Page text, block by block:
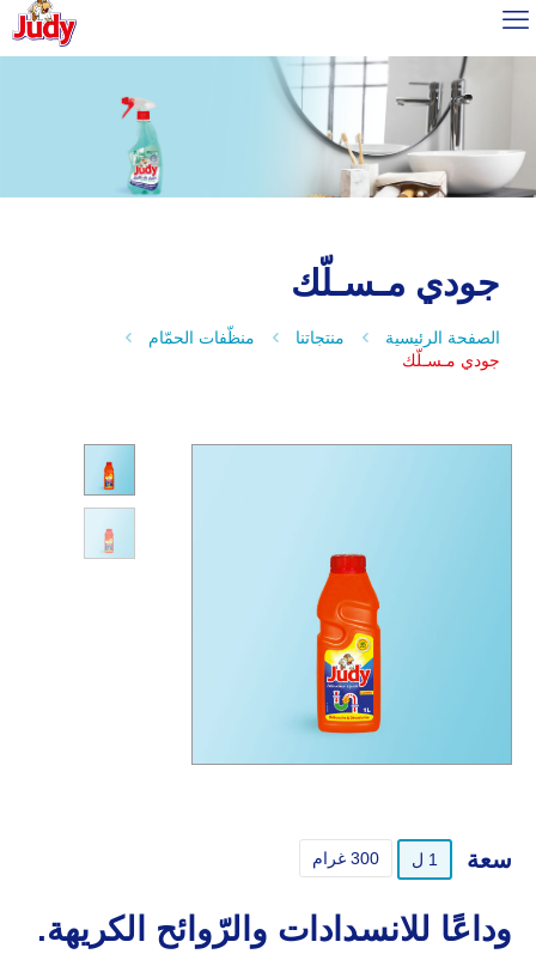
جودي مـسـلّك
الصفحة الرئيسية منتجاتنا
منظّفات الحمّام
جودي مـسـلّك
سعة 1 ل 300 غرام
وداعًا للانسدادات والرّوائح الكريهة.